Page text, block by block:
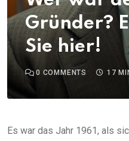
Gründer?
Sie hier!
0 COMMENTS 17
Es war das Jahr 1961, als